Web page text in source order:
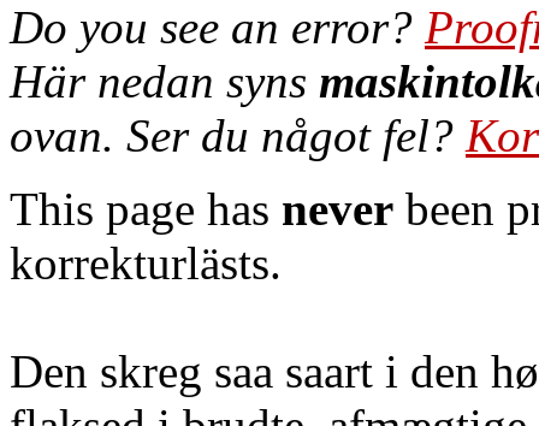
Do you see an error?
Här nedan syns
ovan. Ser du något fel?
This page has never been
korrekturlästs.
Den skreg saa saart i den